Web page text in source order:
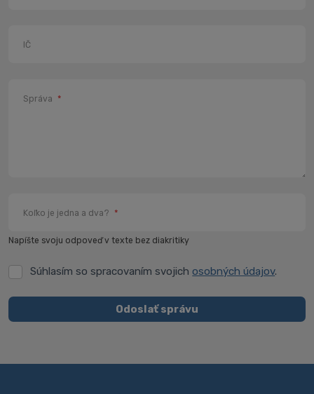
IČ
Správa *
Koľko je jedna a dva? *
Napíšte svoju odpoveď v texte bez diakritiky
Súhlasím
spracovaním
svojich
Súhlasím so spracovaním svojichosobných údajov.
Odoslať správu